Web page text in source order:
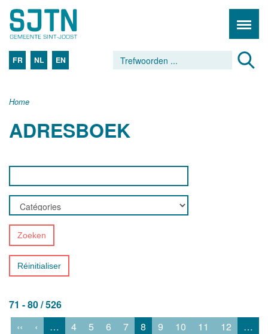
FR NL EN
Home
ADRESBOEK
Zoeken
Réinitialiser
71 - 80 / 526
‹‹
‹ … 4 5 6 7 8 9 10 11 12
…